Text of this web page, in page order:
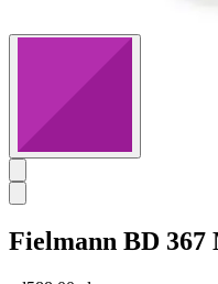
Fielmann BD